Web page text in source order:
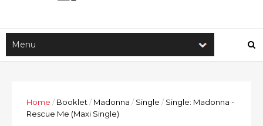
Home / Booklet / Madonna / Single / Single: Madonna -
Rescue Me (Maxi Single)